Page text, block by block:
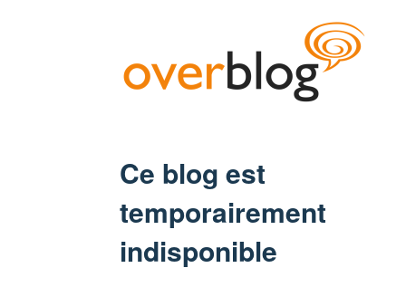
Ce blog est
temporairement
indisponible